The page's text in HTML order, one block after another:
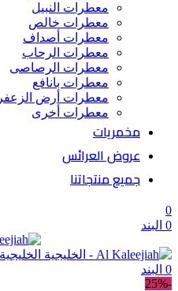
معطرات النبيل
معطرات خالص
معطرات أصداف
معطرات الرحاب
معطرات الرصاصى
معطرات بانافع
معطرات أرض
معطرات أخرى
مخمريات
عروض العرائس
جميع منتجاتنا
0
0 البند
0 البند
-25%